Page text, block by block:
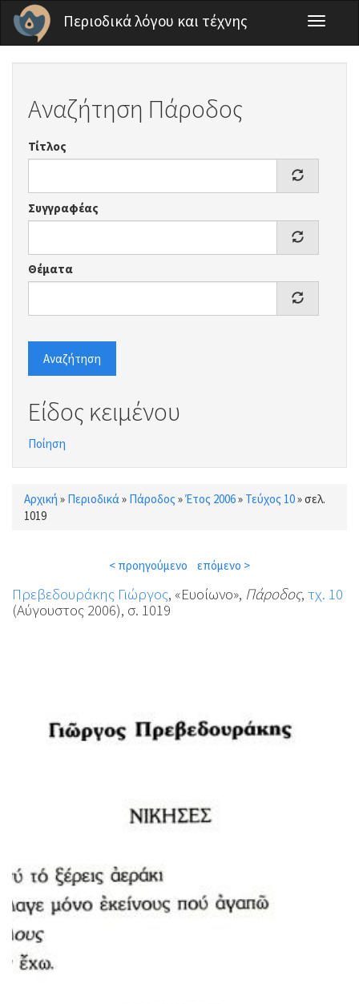
Παράκαμψη προς το κυρίως περιεχόμενο
Περιοδικά λόγου και τέχνης
Toggle
Αναζήτηση Πάροδος
Τίτλος
Συγγραφέας
Θέματα
Αναζήτηση
Είδος κειμένου
Ποίηση
Είστε εδώ
Αρχική » Περιοδικά » Πάροδος »Έτος 2006» Τεύχος 10»σελ.
1019
< προηγούμενο επόμενο >
Πρεβεδουράκης Γιώργος, «Ευοίωνο», Πάροδος, τχ. 10
(Αύγουστος 2006), σ. 1019